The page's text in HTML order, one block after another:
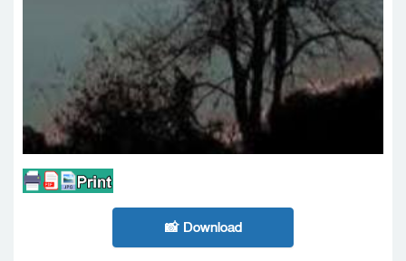
📸 Download